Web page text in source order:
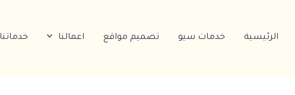
الرئيسية خدمات سيو تصميم مواقع اعمالنا خدماتنا